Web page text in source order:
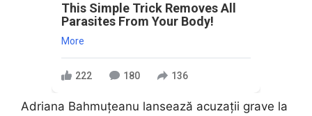
This Simple Trick Removes All
Parasites From Your Body!
More
222 180 136
Adriana Bahmuțeanu lansează acuzații grave la